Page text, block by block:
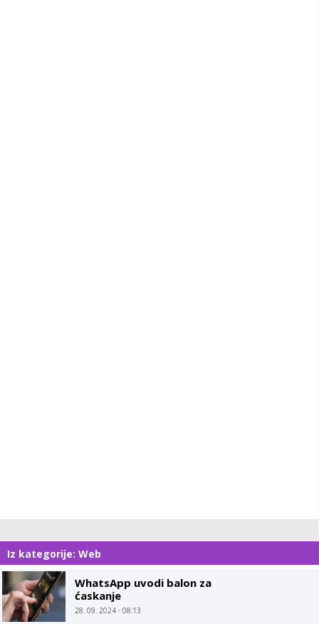
Iz kategorije: Web
WhatsApp uvodi balon za
ćaskanje
28. 09. 2024 - 08:13